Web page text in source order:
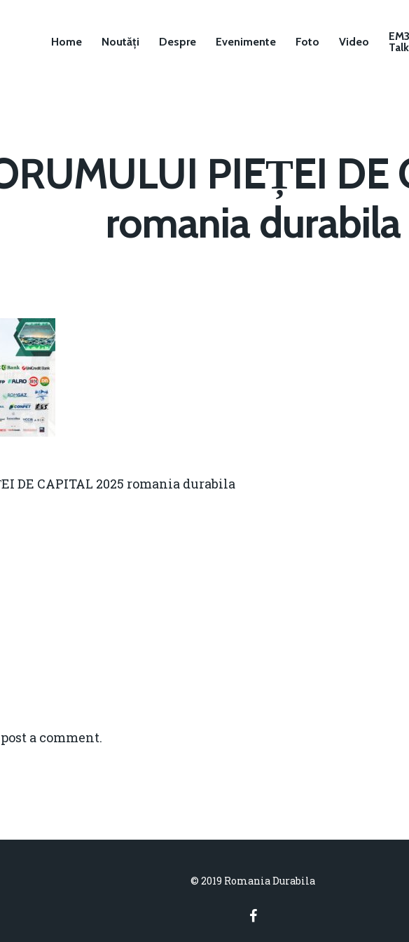
ESC to close
Home Noutăți Despre Evenimente Foto Video
Talk
PIEȚEI DE
romania durabila
DE CAPITAL 2025 romania durabila
a comment.
© 2019 Romania Durabila